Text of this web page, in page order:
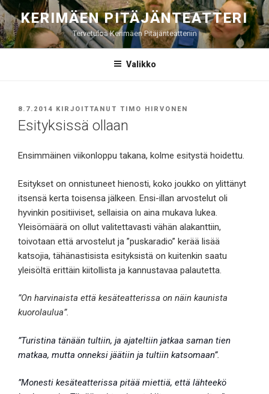
Siirry
sisältöönKERIMÄEN PITÄJÄNTEATTERI
Tervetuloa Kerimäen Pitäjänteatteriin
Valikko
JULKAISTU
8.7.2014 KIRJOITTANUT TIMO HIRVONEN
Esityksissä ollaan
Ensimmäinen viikonloppu takana, kolme esitystä hoidettu.
Esitykset on onnistuneet hienosti, koko joukko on ylittänyt
itsensä kerta toisensa jälkeen. Ensi-illan arvostelut oli
hyvinkin positiiviset, sellaisia on aina mukava lukea.
Yleisömäärä on ollut valitettavasti vähän alakanttiin,
toivotaan että arvostelut ja ”puskaradio” kerää lisää
katsojia, tähänastisista esityksistä on kuitenkin saatu
yleisöltä erittäin kiitollista ja kannustavaa palautetta.
”On harvinaista että kesäteatterissa on näin kaunista
kuorolaulua”.
”Turistina tänään tultiin, ja ajateltiin jatkaa saman tien
matkaa, mutta onneksi jäätiin ja tultiin katsomaan”.
”Monesti kesäteatterissa pitää miettiä, että lähteekö